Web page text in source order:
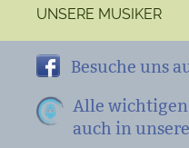
UNSERE MUSIKER
Besuche uns
Alle
auch in